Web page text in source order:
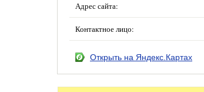
Адрес сайта:
Контактное лицо:
Открыть на Яндекс.Картах